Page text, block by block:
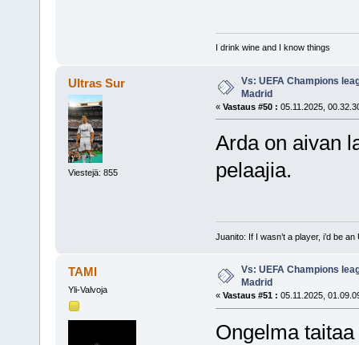
I drink wine and I know things
Ultras Sur
Viestejä: 855
Vs: UEFA Champions
Madrid
« Vastaus #50 : 05.11.2025,
Arda on aivan
pelaajia.
Juanito: If I wasn’t a player, i’d be an
TAMI
Yli-Valvoja
Vs: UEFA Champions
Madrid
« Vastaus #51 : 05.11.2025,
Ongelma